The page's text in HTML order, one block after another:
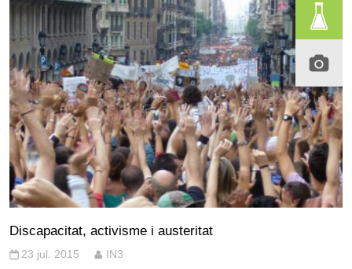
Discapacitat, activisme i austeritat
23 jul. 2015 IN3